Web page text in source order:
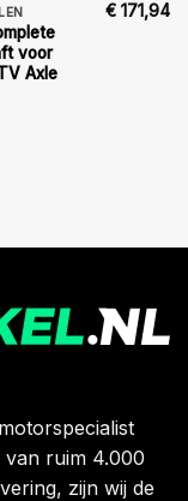
voor
Axle
€ 171,94
van ruim 4.000
zijn wij de